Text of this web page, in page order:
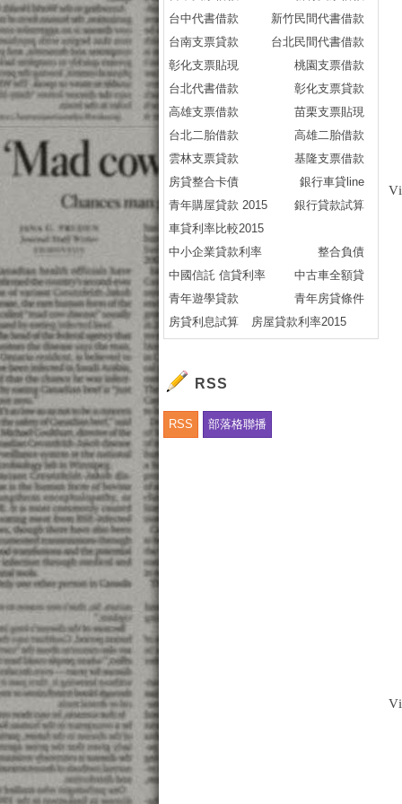
台中代書借款
新竹民間代書借款
台南支票貸款
台北民間代書借款
彰化支票貼現
桃園支票借款
台北代書借款
彰化支票貸款
高雄支票借款
苗栗支票貼現
台北二胎借款
高雄二胎借款
雲林支票貸款
基隆支票借款
房貸整合卡債
銀行車貸line
青年購屋貸款 2015
銀行貸款試算
車貸利率比較2015
中小企業貸款利率
整合負債
中國信託 信貸利率
中古車全額貸
青年遊學貸款
青年房貸條件
房貸利息試算
房屋貸款利率2015
RSS
RSS 部落格聯播